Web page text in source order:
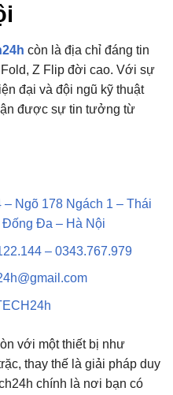
còn là địa chỉ đáng tin
Z Flip đời cao. Với sự
đại và đội ngũ kỹ thuật
được sự tin tưởng từ
– Ngõ 178 Ngách 1 – Thái
Đống Đa – Hà Nội
– 0343.767.979
với một thiết bị như
thay thế là giải pháp duy
chính là nơi bạn có